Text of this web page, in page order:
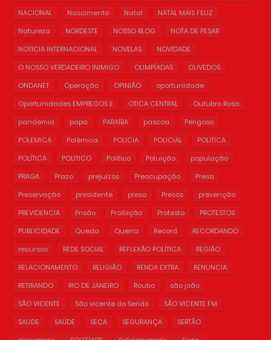
NACIONAL
Nascimento Natal
NATAL MAIS FELIZ
Natureza
NORDESTE NOSSO BLOG
NOTA DE PESAR
NOTICIA INTERNACIONAL
NOVELAS
NOVIDADE
O NOSSO VERDADEIRO INIMIGO
OLIMPÍADAS
OLIVEDOS
ONDANET
Operação OPINIÃO
oportunidade
Oportunidades EMPREGOS E
OTICA CENTRAL
Outubro Rosa
pandemia
papa PARAÍBA pascoa
Perigoso
POLEMICA
Polêmica POLICIA POLICIAL
POLITICA
POLÍTICA
POLITICO Político Poluição
população
PRAGA
Prazo prejuízos Preocupação
Presa
Preservação
presidente preso Presos
prevenção
PREVIDENCIA
Prisão Proibição Protesto
PROTESTOS
PUBLICIDADE
Queda Querra Record
RECORDANDO
recursos
REDE SOCIAL REFLEXÃO POLÍTICA
REGIÃO
RELACIONAMENTO
RELIGIÃO RENDA EXTRA
RENUNCIA
RETIRANDO
RIO DE JANEIRO Roubo
são joão
SÃO VICENTE
São vicente do Seridó
SÃO VICENTE FM
SAUDE
SAÚDE SECA SEGURANÇA
SERTÃO